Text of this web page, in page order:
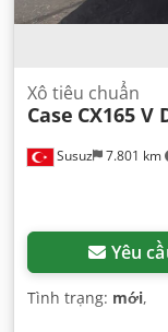
Susuz 7.801 km
Xô tiêu chuẩn
Case CX165
Yêu
Tình trạng: mới,